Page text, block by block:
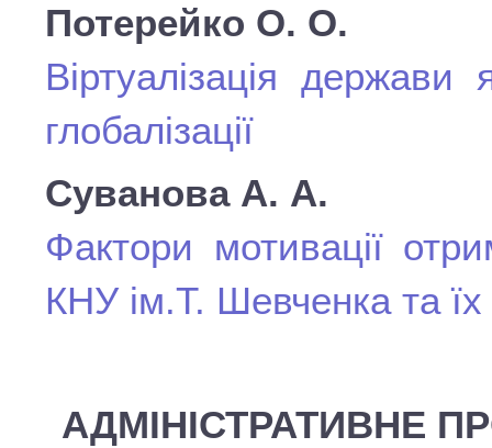
Потерейко О. О.
Віртуалізація
глобалізації
Суванова А. А.
Фактори мотивації
КНУ ім.Т. Шевченка та
АДМІНІСТРАТИВНЕ